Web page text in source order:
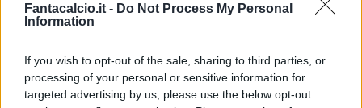
Fantacalcio.it - Do Not Process My Personal
Information
If you wish to opt-out of the sale, sharing to third parties, or
processing of your personal or sensitive information for
targeted advertising by us, please use the below opt-out